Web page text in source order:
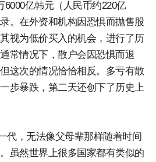
6000亿韩元（人民币约220亿
。在外资和机构因恐惧而抛售股
视为低价买入的机会，进行了历
常情况下，散户会因恐惧而退
这次的情况恰恰相反。多亏有散
步暴跌，第二天还创下了历史上
代，无法像父母辈那样随着时间
虽然世界上很多国家都有类似的